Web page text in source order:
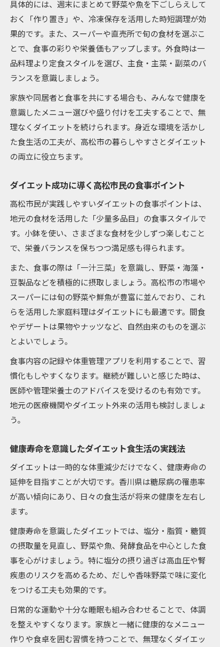
具体的には、週末にまとめて野菜や魚を下ごしらえして
おく「作り置き」や、冷凍保存を活用した時短調理が効
果的です。また、スーパーや直売所で旬の食材を選ぶこ
とで、食事の彩りや栄養価もアップします。外食時は一
品料理より定食スタイルを選び、主食・主菜・副菜のバ
ランスを意識しましょう。
家族や同居者と食事を共にする場合も、みんなで健康を
意識したメニュー選びや盛り付けを工夫することで、無
理なくダイエットを続けられます。身近な環境を活かし
た食生活の工夫が、高松市の暮らしやすさとダイエット
の両立に役立ちます。
ダイエット成功に導く高松市民の食事ポイント
高松市民が実践しやすいダイエットの食事ポイントは、
地元の食材を活用した「少量多品目」の食事スタイルで
す。小鉢を使い、さまざまな食材を少しずつ楽しむこと
で、栄養バランスを保ちつつ満足感も得られます。
また、食事の際は「一汁三菜」を意識し、野菜・海藻・
豆製品などを積極的に摂取しましょう。高松市の市場や
スーパーには旬の野菜や鮮魚が豊富に並んでおり、これ
らを活用した家庭料理はダイエットにも最適です。間食
やデザートは果物やナッツなど、自然由来のものを選ぶ
とよいでしょう。
食事内容の記録や体重管理アプリを利用することで、習
慣化もしやすくなります。継続が難しいと感じた時は、
医師や管理栄養士のアドバイスを受けるのも有効です。
地元の医療機関やダイエット外来の活用も検討しましょ
う。
健康寿命を意識したダイエット食生活の実践法
ダイエットは一時的な体重減少だけでなく、健康寿命の
延伸を目指すことが大切です。香川県は糖尿病の罹患率
が高い傾向にあり、日々の食生活が将来の健康を左右し
ます。
健康寿命を意識したダイエットでは、塩分・脂質・糖質
の摂取量を見直し、野菜や魚、発酵食品を中心とした食
事を心がけましょう。特に塩分の摂り過ぎは高血圧や腎
疾患のリスクを高めるため、だしや香味野菜で味に変化
をつける工夫も効果的です。
日常的な運動や十分な睡眠も組み合わせることで、体調
を整えやすくなります。家族と一緒に健康的なメニュー
作りや食卓を囲む習慣を持つことで、無理なくダイエッ